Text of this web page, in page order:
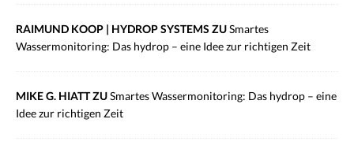
RAIMUND KOOP | HYDROP SYSTEMS ZUSmartes
Wassermonitoring: Das hydrop – eine Idee zur richtigen Zeit
MIKE G. HIATT ZUSmartes Wassermonitoring: Das hydrop – eine
Idee zur richtigen Zeit